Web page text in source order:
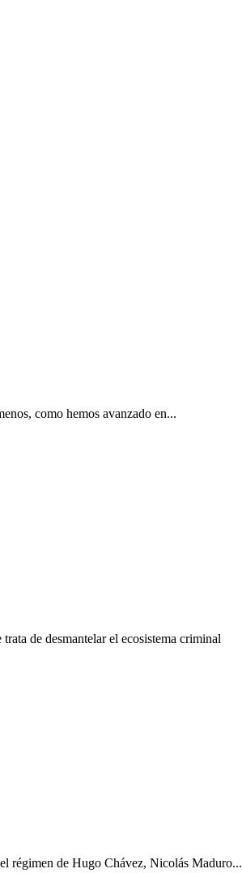
como hemos avanzado en...
de desmantelar el ecosistema criminal
régimen de Hugo Chávez, Nicolás Maduro...